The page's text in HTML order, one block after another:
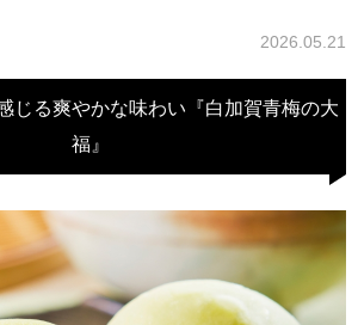
特集
会社概要
よくある質問
2026.05.21
じる爽やかな味わい『白加賀青梅の大
福』